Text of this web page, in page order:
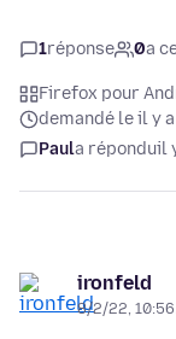
1réponse 0a
Firefox pour
demandé le il y
Paula réponduil
ironfeld
8/2/22, 10:56